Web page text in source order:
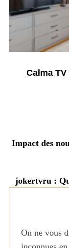
Calma
Impact des
jokertvru :
On ne vous